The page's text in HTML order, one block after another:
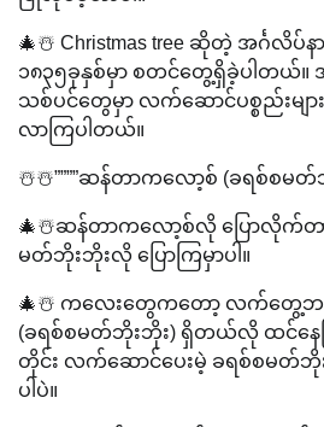
🎄☃️ Christmas tree ဆိုတဲ့ အင်္ဂလိ
၁၈၃၅ခုနှစ်မှာ စတင်တွေ့ရှိခဲ့ပါတယ်
သစ်ပင်တွေမှာ လက်ဆောင်ပစ္စည်းမျာ
လာကြပါတယ်။
☃️☃️””””ဆန်တာကလော့စ် (ခရစ်စမတ်ဘို
🎄☃️ဆန်တာကလော့စ်လို ပြောလိုက်
မတ်ဘိုးဘိုးလို ပြောကြမှာပါ။
🎄☃️ ကလေးတွေကတော့ လက်တွေ့ဘ
(ခရစ်စမတ်ဘိုးဘိုး) ရှိတယ်လို ထင်နေ
တိုင်း လက်ဆောင်ပေးမဲ့ ခရစ်စမတ်ဘိုး
ပါပဲ။